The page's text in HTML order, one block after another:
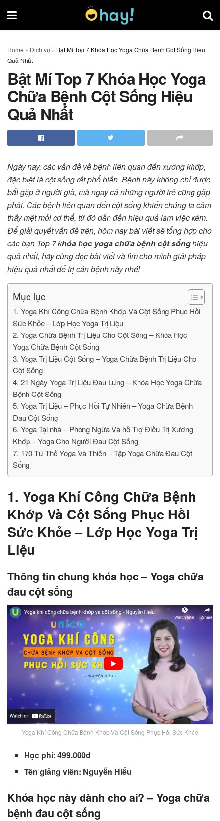
Home » Dịch vụ » Bật Mí Top 7 Khóa Học Yoga Chữa Bệnh Cột Sống Hiệu
Quả Nhất
Bật Mí Top 7 Khóa Học Yoga
Chữa Bệnh Cột Sống Hiệu
Quả Nhất
Ngày nay, các vấn đề về bệnh liên quan đến xương khớp,
đặc biệt là cột sống rất phổ biến. Bệnh này không chỉ được
bắt gặp ở người già, mà ngay cả những người trẻ cũng gặp
phải. Các bệnh liên quan đến cột sống khiến chúng ta cảm
thấy mệt mỏi cơ thể, từ đó dẫn đến hiệu quả làm việc kém.
Để giải quyết vấn đề trên, hôm nay bài viết sẽ tổng hợp cho
các bạn Top 7 khóa học yoga chữa bệnh cột sốnghiệu
quả nhất, hãy cùng đọc bài viết và tìm cho mình giải pháp
hiệu quả nhất để trị căn bệnh này nhé!
Mục lục
1. Yoga Khí Công Chữa Bệnh Khớp Và Cột Sống Phục Hồi
Sức Khỏe – Lớp Học Yoga Trị Liệu
2. Yoga Chữa Bệnh Trị Liệu Cho Cột Sống – Khóa Học
Yoga Chữa Bệnh Cột Sống
3. Yoga Trị Liệu Cột Sống – Yoga Chữa Bệnh Trị Liệu Cho
Cột Sống
4. 21 Ngày Yoga Trị Liệu Đau Lưng – Khóa Học Yoga Chữa
Bệnh Cột Sống
5. Yoga Trị Liệu – Phục Hồi Tự Nhiên – Yoga Chữa Bệnh
Đau Cột Sống
6. Yoga Tại nhà – Phòng Ngừa Và hỗ Trợ Điều Trị Xương
Khớp – Yoga Cho Người Đau Cột Sống
7. 170 Tư Thế Yoga Và Thiền – Tập Yoga Chữa Đau Cột
Sống
1. Yoga Khí Công Chữa Bệnh
Khớp Và Cột Sống Phục Hồi
Sức Khỏe – Lớp Học Yoga Trị
Liệu
Thông tin chung khóa học – Yoga chữa
đau cột sống
Yoga Khí Công Chữa Bệnh Khớp Và Cột Sống Phục Hồi Sức Khỏe
Học phí: 499.000đ
Tên giảng viên: Nguyễn Hiếu
Khóa học này dành cho ai? – Yoga chữa
bệnh đau cột sống